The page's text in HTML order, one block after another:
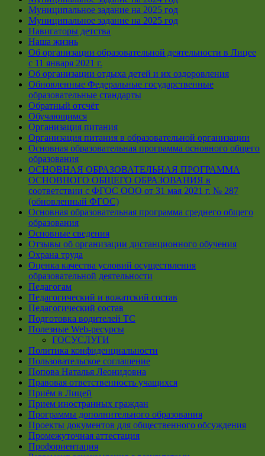
Муниципальное задание на 2025 год
Муниципальное задание на 2025 год
Навигаторы детства
Наша жизнь
Об организации образовательной деятельности в Лицее
с 11 января 2021 г.
Об организации отдыха детей и их оздоровления
Обновленные Федеральные государственные
образовательные стандарты
Обратный отсчёт
Обучающимся
Организация питания
Организация питания в образовательной организации
Основная образовательная программа основного общего
образования
ОСНОВНАЯ ОБРАЗОВАТЕЛЬНАЯ ПРОГРАММА
ОСНОВНОГО ОБЩЕГО ОБРАЗОВАНИЯ в
соответствии с ФГОС ООО от 31 мая 2021 г. № 287
(обновленный ФГОС)
Основная образовательная программа среднего общего
образования
Основные сведения
Отзывы об организации дистанционного обучения
Охрана труда
Оценка качества условий осуществления
образовательной деятельности
Педагогам
Педагогический и вожатский состав
Педагогический состав
Подготовка водителей ТС
Полезные Web-ресурсы
ГОСУСЛУГИ
Политика конфиденциальности
Пользовательское соглашение
Попова Наталья Леонидовна
Правовая ответственность учащихся
Приём в Лицей
Прием иностранных граждан
Программы дополнительного образования
Проекты документов для общественного обсуждения
Промежуточная аттестация
Профориентация